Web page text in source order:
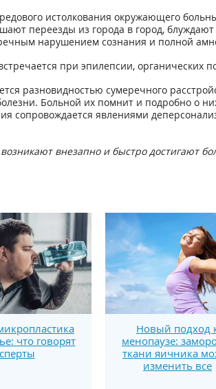
истолкования окружающего
переезды из города в город,
нарушением сознания и полной
при эпилепсии, органических
разновидностью сумеречного
Больной их помнит и подробно о
сопровождается явлениями
внезапно и быстро достигают
что говорят
Новый подход
менопаузе:
ткани яичника
изменить все